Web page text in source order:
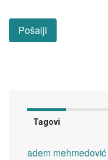
Tagovi
adem mehmedović